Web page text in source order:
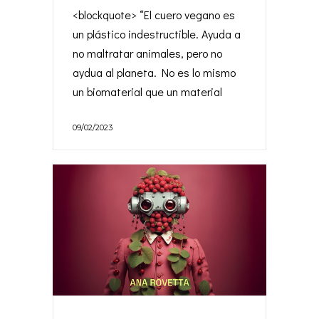
<blockquote> “El cuero vegano es
un plástico indestructible. Ayuda a
no maltratar animales, pero no
aydua al planeta. No es lo mismo
un biomaterial que un material
09/02/2023